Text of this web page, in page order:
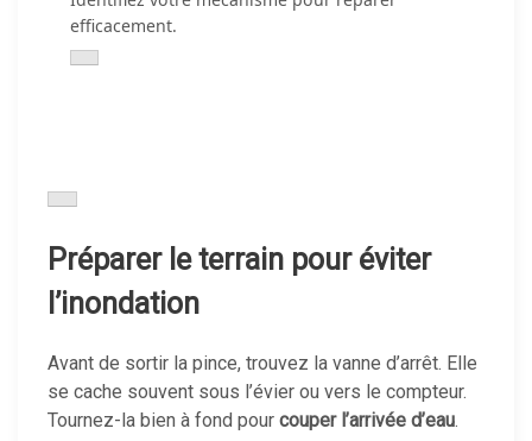
efficacement.
Préparer le terrain pour éviter
l’inondation
Avant de sortir la pince, trouvez la vanne d’arrêt. Elle
se cache souvent sous l’évier ou vers le compteur.
Tournez-la bien à fond pour couper l’arrivée d’eau.